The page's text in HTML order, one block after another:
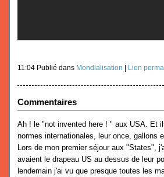
11:04 Publié dans Mondialisation Lien
Commentaires
Ah ! le "not invented here ! " aux USA. Et
normes internationales, leur once, gallons
Lors de mon premier séjour aux "States",
avaient le drapeau US au dessus de leur
lendemain j'ai vu que presque toutes les